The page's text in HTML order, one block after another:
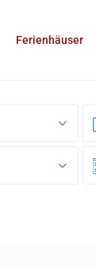
Ferienhäuser